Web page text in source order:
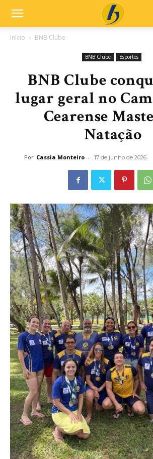
Início BNB Clube
BNB Clube Esportes
BNB Clube
lugar geral no
Cearense
Natação
Por Cassia Monteiro - 17 de junho de 2026